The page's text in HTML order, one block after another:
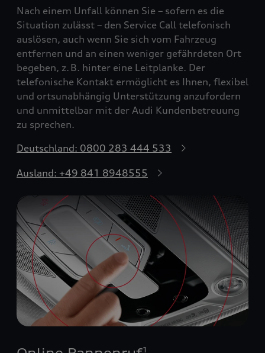
Nach einem Unfall können Sie – sofern es die
Situation zulässt – den Service Call telefonisch
auslösen, auch wenn Sie sich vom Fahrzeug
entfernen und an einen weniger gefährdeten Ort
begeben, z. B. hinter eine Leitplanke. Der
telefonische Kontakt ermöglicht es Ihnen, flexibel
und ortsunabhängig Unterstützung anzufordern
und unmittelbar mit der Audi Kundenbetreuung
zu sprechen.
Deutschland: 0800 283 444 533
Ausland: +49 841 8948555
1